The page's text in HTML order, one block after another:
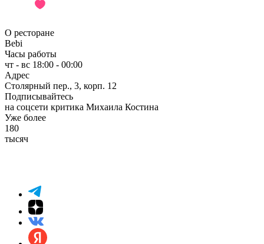
О ресторане
Bebi
Часы работы
чт - вс 18:00 - 00:00
Адрес
Столярный пер., 3, корп. 12
Подписывайтесь
на соцсети критика Михаила Костина
Уже более
180
тысяч